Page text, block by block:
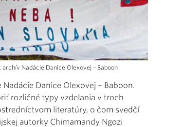
Nadácie Danice Olexovej – Baboon
Danice Olexovej – Baboon.
rozličné typy vzdelania v troch
literatúry, o čom svedčí
autorky Chimamandy Ngozi